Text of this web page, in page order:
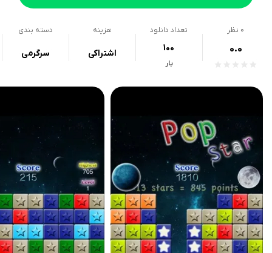
0 نظر
0.0
تعداد دانلود
100
بار
هزینه
اشتراکی
دسته بندی
سرگرمی